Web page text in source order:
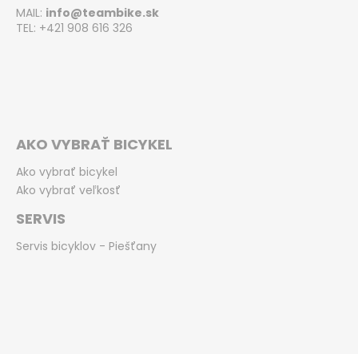
MAIL: info@teambike.sk
TEL: +421 908 616 326
AKO VYBRAŤ BICYKEL
Ako vybrať bicykel
Ako vybrať veľkosť
SERVIS
Servis bicyklov - Piešťany